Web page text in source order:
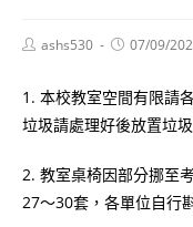
Postashs530
Post07/09/
1. 本校教室空間有限請
垃圾請處理好後放置垃圾
2. 教室桌椅因部分挪至
27～30套，各單位自行